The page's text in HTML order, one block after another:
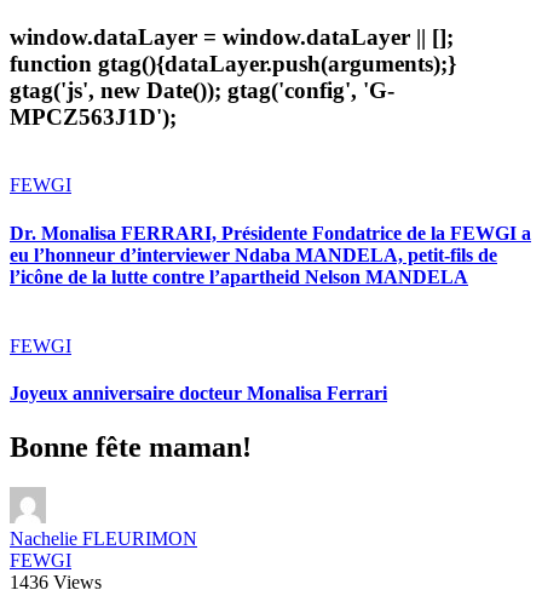
window.dataLayer = window.dataLayer || [];
function gtag(){dataLayer.push(arguments);}
gtag('js', new Date()); gtag('config', 'G-
MPCZ563J1D');
FEWGI
Dr. Monalisa FERRARI, Présidente Fondatrice de la FEWGI a
eu l’honneur d’interviewer Ndaba MANDELA, petit-fils de
l’icône de la lutte contre l’apartheid Nelson MANDELA
FEWGI
Joyeux anniversaire docteur Monalisa Ferrari
Bonne fête maman!
Nachelie FLEURIMON
FEWGI
1436 Views